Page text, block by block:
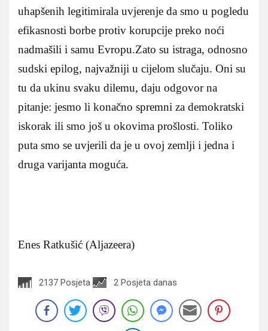
uhapšenih legitimirala uvjerenje da smo u pogledu
efikasnosti borbe protiv korupcije preko noći
nadmašili i samu Evropu.Zato su istraga, odnosno
sudski epilog, najvažniji u cijelom slučaju. Oni su
tu da ukinu svaku dilemu, daju odgovor na
pitanje: jesmo li konačno spremni za demokratski
iskorak ili smo još u okovima prošlosti. Toliko
puta smo se uvjerili da je u ovoj zemlji i jedna i
druga varijanta moguća.
Enes Ratkušić (Aljazeera)
2137 Posjeta 2 Posjeta danas